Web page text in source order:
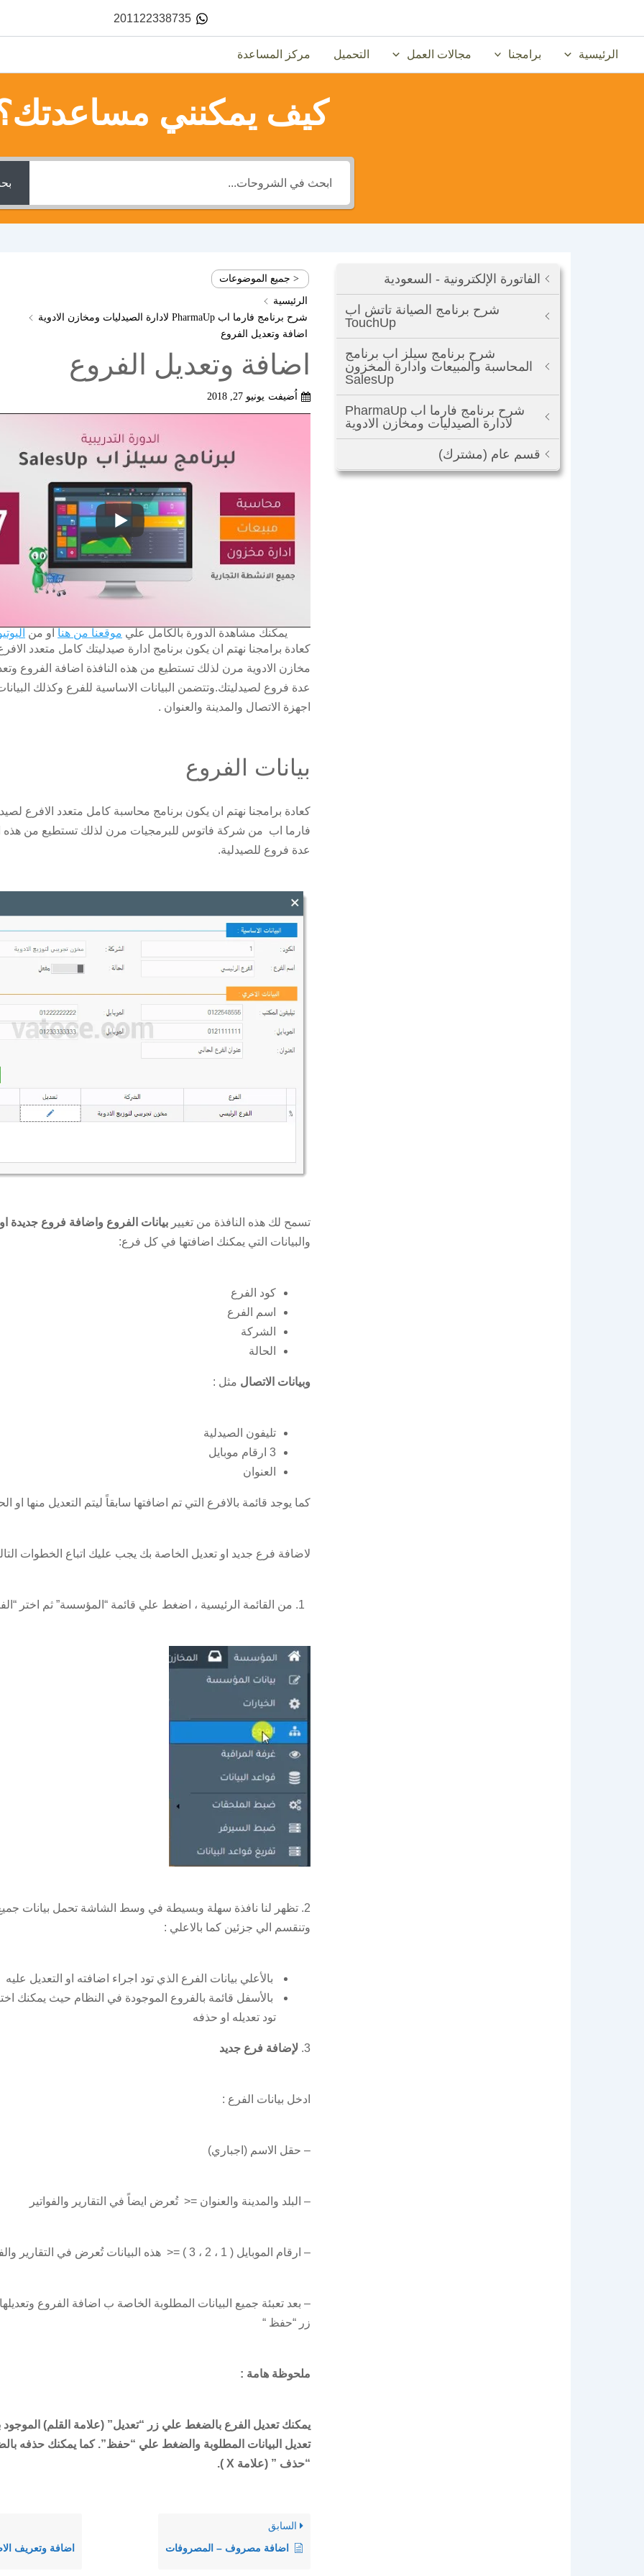
201122338735
الرئيسية برامجنا مجالات العمل التحميل مركز المساعدة
كيف يمكنني
الفاتورة الإلكترونية - السعودية
شرح برنامج الصيانة تاتش اب
TouchUp
شرح برنامج سيلز اب برنامج
المحاسبة والمبيعات وادارة المخزون
SalesUp
شرح برنامج فارما اب PharmaUp
لادارة الصيدليات ومخازن الادوية
قسم عام (مشترك)
< جميع الموضوعات
الرئيسية
شرح برنامج فارما اب PharmaUp لادارة الصيدليات ومخازن الادوية
اضافة وتعديل الفروع
اضافة وتعديل الفروع
اُضيفت يونيو 27, 2018
يمكنك مشاهدة الدورة بالكامل علي موقعنا من هنا او من
كعادة برامجنا نهتم ان يكون برنامج ادارة صيدليتك كامل متعدد
مخازن الادوية مرن لذلك تستطيع من هذه النافذة اضافة الفروع
عدة فروع لصيدليتك.وتتضمن البيانات الاساسية للفرع وكذلك
اجهزة الاتصال والمدينة والعنوان .
بيانات الفروع
كعادة برامجنا نهتم ان يكون برنامج محاسبة كامل متعدد الافرع
فارما اب من شركة فاتوس للبرمجيات مرن لذلك تستطيع من هذه
عدة فروع للصيدلية.
تسمح لك هذه النافذة من تغيير بيانات الفروع واضافة فروع جديدة
والبيانات التي يمكنك اضافتها في كل فرع:
كود الفرع
اسم الفرع
الشركة
الحالة
وبيانات الاتصال مثل :
تليفون الصيدلية
3 ارقام موبايل
العنوان
كما يوجد قائمة بالافرع التي تم اضافتها سابقاً ليتم التعديل منها او
لاضافة فرع جديد او تعديل الخاصة بك يجب عليك اتباع الخطوات
2. تظهر لنا نافذة سهلة وبسيطة في وسط الشاشة تحمل بيانات
وتنقسم الي جزئين كما بالاعلي :
بالأعلي بيانات الفرع الذي تود اجراء اضافته او التعديل عليه
بالأسفل قائمة بالفروع الموجودة في النظام حيث يمكنك
تود تعديله او حذفه
3. لإضافة فرع جديد
ادخل بيانات الفرع :
– حقل الاسم (اجباري)
– البلد والمدينة والعنوان =< تُعرض ايضاً في التقارير والفواتير
– ارقام الموبايل ( 1 ، 2 ، 3 ) =< هذه البيانات تُعرض في التقارير والفواتير
– بعد تعبئة جميع البيانات المطلوبة الخاصة ب اضافة الفروع
زر “حفظ “
ملحوظة هامة :
يمكنك تعديل الفرع بالضغط علي زر “تعديل” (علامة القلم) الموجود
تعديل البيانات المطلوبة والضغط علي “حفظ”. كما يمكنك حذفه
“حذف ” (علامة X ).
السابق
اضافة مصروف – المصروفات